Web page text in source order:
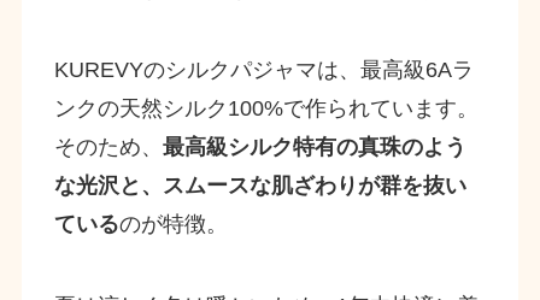
KUREVYのシルクパジャマは、最高級6Aラ
ンクの天然シルク100%で作られています。
そのため、 最高級シルク特有の真珠のよう
な光沢と、スムースな肌ざわりが群を抜い
ているのが特徴。